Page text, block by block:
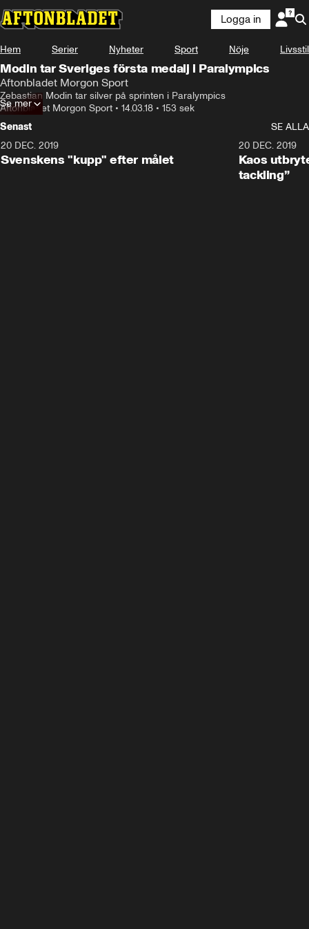
Logga in
Hem Serier Nyheter Sport Nöje Livsstil
Modin tar Sveriges första medalj i Paralympics
Aftonbladet Morgon Sport
Zebastian Modin tar silver på sprinten i Paralympics
Aftonbladet Morgon Sport • 14.03.18 • 153 sek
Se mer
Senast
SE ALLA
20 DEC. 2019
Svenskens "kupp" efter målet
20 DEC. 2019
Kaos
tackling”